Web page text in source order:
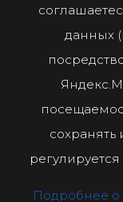
данных
Подробнее о